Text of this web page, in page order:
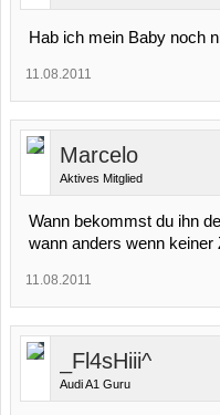
Hab ich mein Baby noch
11.08.2011
Marcelo
Aktives Mitglied
Wann bekommst du ihn
wann anders wenn keiner
11.08.2011
_Fl4sHiii^
Audi A1 Guru